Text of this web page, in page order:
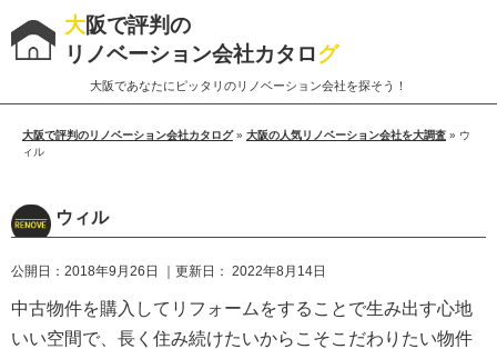
大阪で評判の
リノベーション会社カタログ
大阪であなたにピッタリのリノベーション会社を探そう！
大阪で評判のリノベーション会社カタログ» 大阪の人気リノベーション会社を大調査 » ウ
ィル
ウィル
公開日： 2018年9月26日 ｜更新日： 2022年8月14日
中古物件を購入してリフォームをすることで生み出す心地
いい空間で、長く住み続けたいからこそこだわりたい物件